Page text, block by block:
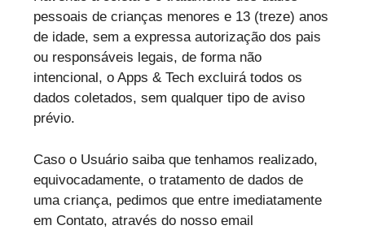
pessoais de crianças menores e 13 (treze) anos
de idade, sem a expressa autorização dos pais
ou responsáveis legais, de forma não
intencional, o Apps & Tech excluirá todos os
dados coletados, sem qualquer tipo de aviso
prévio.
Caso o Usuário saiba que tenhamos realizado,
equivocadamente, o tratamento de dados de
uma criança, pedimos que entre imediatamente
em Contato, através do nosso email